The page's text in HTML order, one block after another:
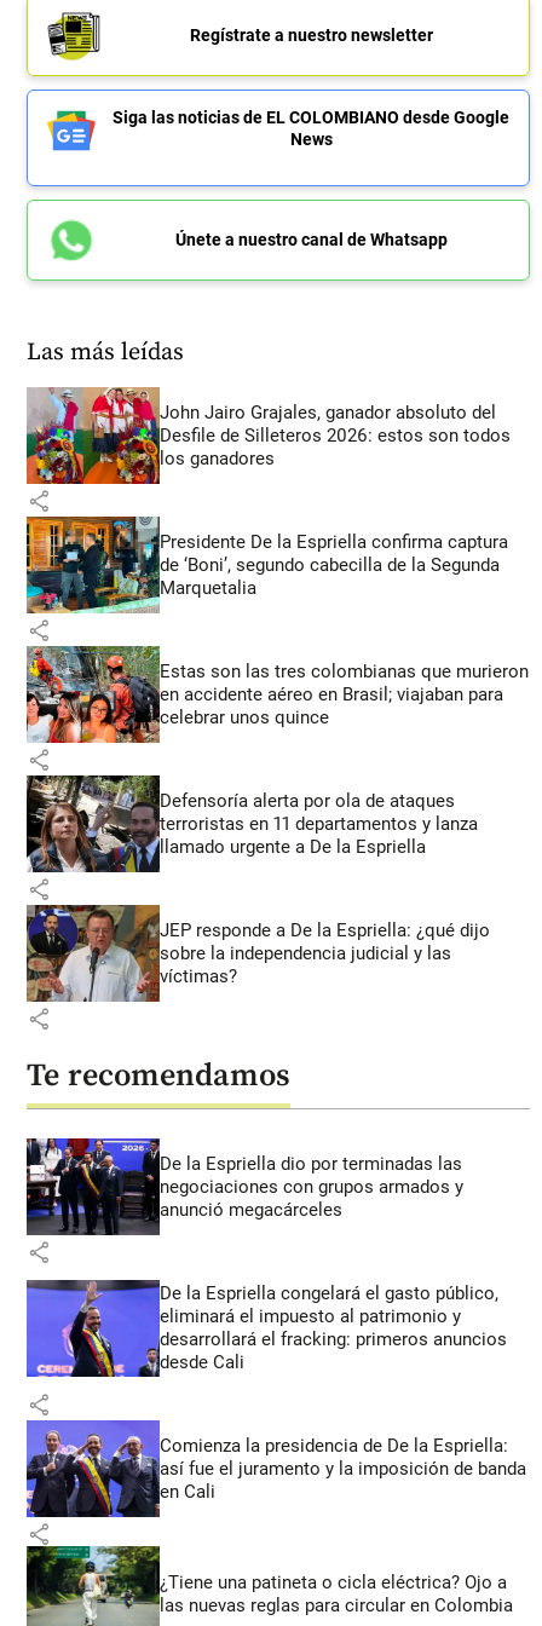
Regístrate a nuestro newsletter
Siga las noticias de EL COLOMBIANO desde Google
News
Únete a nuestro canal de Whatsapp
Las más leídas
John Jairo Grajales, ganador absoluto del
Desfile de Silleteros 2026: estos son todos
los ganadores
share
Presidente De la Espriella confirma captura
de ‘Boni’, segundo cabecilla de la Segunda
Marquetalia
share
Estas son las tres colombianas que murieron
en accidente aéreo en Brasil; viajaban para
celebrar unos quince
share
Defensoría alerta por ola de ataques
terroristas en 11 departamentos y lanza
llamado urgente a De la Espriella
share
JEP responde a De la Espriella: ¿qué dijo
sobre la independencia judicial y las
víctimas?
share
Te recomendamos
De la Espriella dio por terminadas las
negociaciones con grupos armados y
anunció megacárceles
share
De la Espriella congelará el gasto público,
eliminará el impuesto al patrimonio y
desarrollará el fracking: primeros anuncios
desde Cali
share
Comienza la presidencia de De la Espriella:
así fue el juramento y la imposición de banda
en Cali
share
¿Tiene una patineta o cicla eléctrica? Ojo a
las nuevas reglas para circular en Colombia